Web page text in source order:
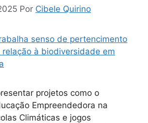
Por Cibele Quirino
projetos como o
Empreendedora na
Climáticas e jogos